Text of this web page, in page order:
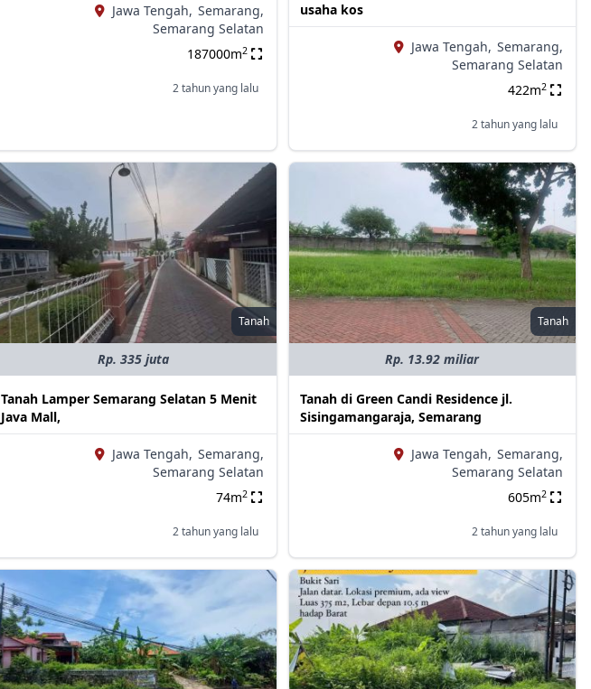
Jawa Tengah, Semarang,
Semarang Selatan
187000m2
2 tahun yang lalu
usaha kos
Jawa Tengah, Semarang,
Semarang Selatan
422m2
2 tahun yang lalu
Tanah
Rp. 335 juta
Tanah Lamper Semarang Selatan 5 Menit
Java Mall,
Jawa Tengah, Semarang,
Semarang Selatan
74m2
2 tahun yang lalu
Tanah
Rp. 13.92 miliar
Tanah di Green Candi Residence jl.
Sisingamangaraja, Semarang
Jawa Tengah, Semarang,
Semarang Selatan
605m2
2 tahun yang lalu